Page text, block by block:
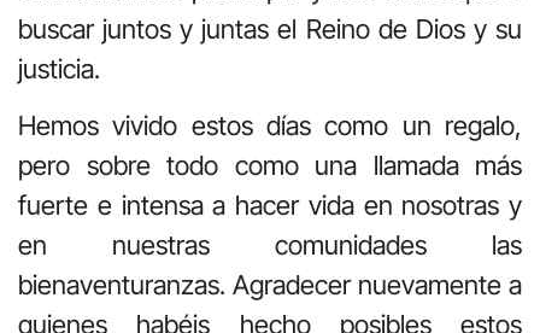
buscar juntos y juntas el Reino de Dios y su
justicia.
Hemos vivido estos días como un regalo,
pero sobre todo como una llamada más
fuerte e intensa a hacer vida en nosotras y
en nuestras comunidades las
bienaventuranzas. Agradecer nuevamente a
quienes habéis hecho posibles estos